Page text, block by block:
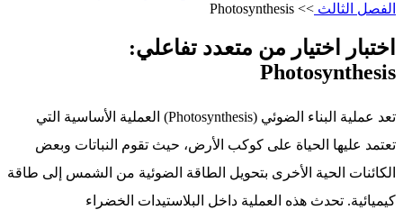
الفصل الثالث >>
Photosynthesis
اختبار اختيار من متعدد تفاعلي:
Photosynthesis
تعد عملية البناء الضوئي (Photosynthesis) العملية الأساسية التي
تعتمد عليها الحياة على كوكب الأرض، حيث تقوم النباتات وبعض
الكائنات الحية الأخرى بتحويل الطاقة الضوئية من الشمس إلى طاقة
كيميائية. تحدث هذه العملية داخل البلاستيدات الخضراء